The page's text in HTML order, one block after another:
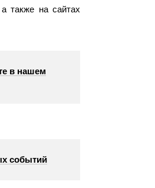
также на сайтах
в нашем
событий